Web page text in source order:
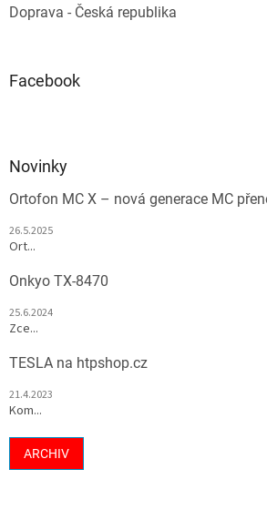
Doprava - Česká republika
Facebook
Novinky
Ortofon MC X – nová generace MC
26.5.2025
Ort...
Onkyo TX-8470
25.6.2024
Zce...
TESLA na htpshop.cz
21.4.2023
Kom...
ARCHIV